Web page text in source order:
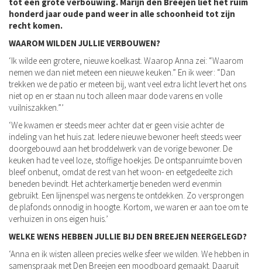
tot een grote verbouwing. Marijn den Breejen liet het ruim
honderd jaar oude pand weer in alle schoonheid tot zijn
recht komen.
WAAROM WILDEN JULLIE VERBOUWEN?
‘Ik wilde een grotere, nieuwe koelkast. Waarop Anna zei: “Waarom
nemen we dan niet meteen een nieuwe keuken.” En ik weer: “Dan
trekken we de patio er meteen bij, want veel extra licht levert het ons
niet op en er staan nu toch alleen maar dode varens en volle
vuilniszakken.”’
‘We kwamen er steeds meer achter dat er geen visie achter de
indeling van het huis zat. Iedere nieuwe bewoner heeft steeds weer
doorgebouwd aan het broddelwerk van de vorige bewoner. De
keuken had te veel loze, stoffige hoekjes. De ontspanruimte boven
bleef onbenut, omdat de rest van het woon- en eetgedeelte zich
beneden bevindt. Het achterkamertje beneden werd evenmin
gebruikt. Een lijnenspel was nergens te ontdekken. Zo versprongen
de plafonds onnodig in hoogte. Kortom, we waren er aan toe om te
verhuizen in ons eigen huis.’
WELKE WENS HEBBEN JULLIE BIJ DEN BREEJEN NEERGELEGD?
‘Anna en ik wisten alleen precies welke sfeer we wilden. We hebben in
samenspraak met Den Breejen een moodboard gemaakt. Daaruit